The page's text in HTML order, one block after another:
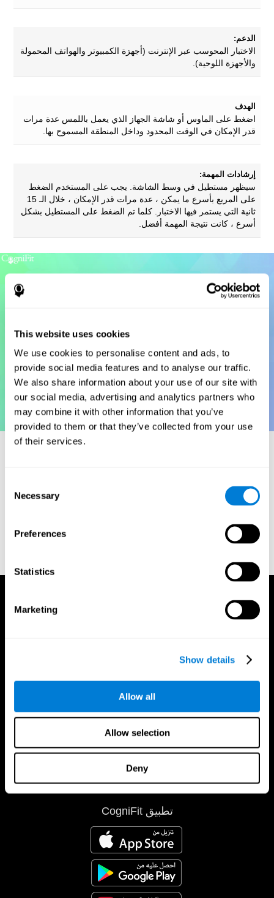
This website uses cookies
We use cookies to personalise content and ads, to
provide social media features and to analyse our traffic.
We also share information about your use of our site with
our social media, advertising and analytics partners who
may combine it with other information that you’ve
provided to them or that they’ve collected from your use
of their services.
Selection
Necessary
Preferences
Statistics
Marketing
Show details
Allow all
Allow selection
Deny
الدعم:
الاختبار المحوسب عبر الإنترنت (أجهزة الكمبيوتر والهواتف المحمولة
والأجهزة اللوحية).
الهدف
اضغط على الماوس أو شاشة الجهاز الذي يعمل باللمس عدة مرات
قدر الإمكان في الوقت المحدود وداخل المنطقة المسموح بها.
إرشادات المهمة:
سيظهر مستطيل في وسط الشاشة. يجب على المستخدم الضغط
على المربع بأسرع ما يمكن ، عدة مرات قدر الإمكان ، خلال الـ 15
ثانية التي يستمر فيها الاختبار. كلما تم الضغط على المستطيل بشكل
أسرع ، كانت نتيجة المهمة أفضل.
Korkman, M., Kirk, U., & Kemp, S (1998a). NEPSY: A
Corporation.
Korkman, M., Kirk, U., & Kemp, S (1998b). Manual for the
NEPSY. San Antonio, TX: Psychological corporation.
تطبيق CogniFit